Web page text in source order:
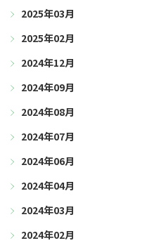
2025年03月
2025年02月
2024年12月
2024年09月
2024年08月
2024年07月
2024年06月
2024年04月
2024年03月
2024年02月